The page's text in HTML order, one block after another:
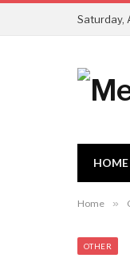
Saturday,
HOME
Home »
OTHER